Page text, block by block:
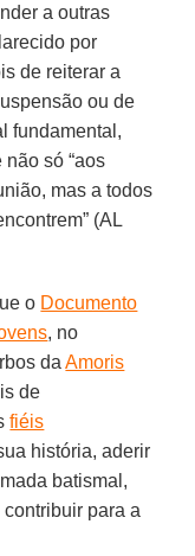
a outras
por
de reiterar a
ou de
fundamental,
não só “aos
mas a todos
(AL
o Documento
, no
daAmoris
de
fiéis
história, aderir
batismal,
para a